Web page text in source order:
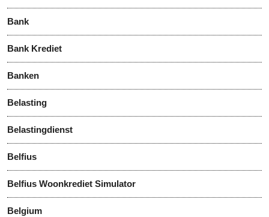
Bank
Bank Krediet
Banken
Belasting
Belastingdienst
Belfius
Belfius Woonkrediet Simulator
Belgium